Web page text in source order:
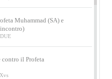
Muhammad (SA) e
contro il Profeta